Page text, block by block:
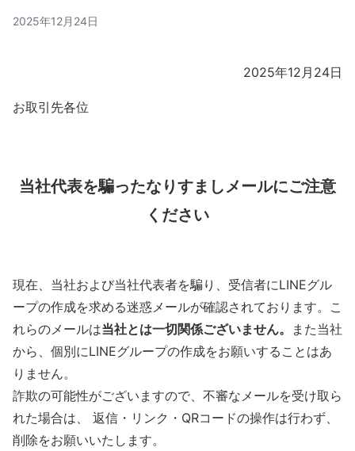
2025年12月24日
2025年12月24日
お取引先各位
当社代表を騙ったなりすましメールにご注意
ください
現在、当社および当社代表者を騙り、受信者にLINEグル
ープの作成を求める迷惑メールが確認されております。こ
れらのメールは当社とは一切関係ございません。
また当社
から、個別にLINEグループの作成をお願いすることはあ
りません。
詐欺の可能性がございますので、不審なメールを受け取ら
れた場合は、 返信・リンク・QRコードの操作は行わず、
削除をお願いいたします。